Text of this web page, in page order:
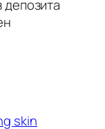
депозита
skin